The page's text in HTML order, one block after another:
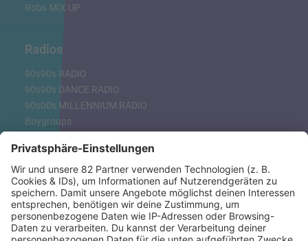
Robs MIX UP
Radios
90s90s RADIO
90s90s DANCE RADIO
90s00s MILLENNIUM RADIO
Boygroups
Clubhits
Dinnerparty
Eurodance
Grunge
Hiphop & Rap
Hiphop deutsch